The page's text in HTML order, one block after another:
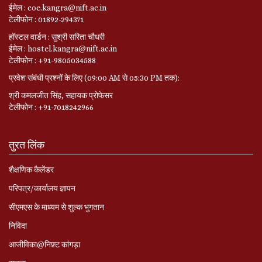
ईमेल : coe.kangra@nift.ac.in
टेलीफोन : 01892-294371
हॉस्टल वार्डन : सुश्री सरिता चौधरी
ईमेल : hostel.kangra@nift.ac.in
टेलीफोन : +91-9805034588
प्रवेश संबंधी प्रश्नों के लिए (09:00 AM से 05:30 PM तक):
श्री कमलजीत सिंह, सहायक प्रोफेसर
टेलीफोन : +91-7018242966
तुरत लिंक
शैक्षणिक कैलेंडर
परिपत्र/कार्यालय ज्ञापन
सीएमएस के माध्यम से शुल्क भुगतान
निविदा
आजीविका@निफ़्ट कांगड़ा